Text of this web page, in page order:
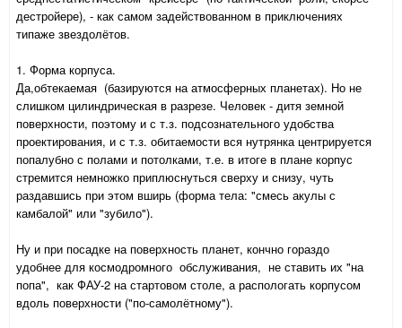
дестройере), - как самом задействованном в приключениях
типаже звездолётов.
1. Форма корпуса.
Да,обтекаемая (базируются на атмосферных планетах). Но не
слишком цилиндрическая в разрезе. Человек - дитя земной
поверхности, поэтому и с т.з. подсознательного удобства
проектирования, и с т.з. обитаемости вся нутрянка центрируется
попалубно с полами и потолками, т.е. в итоге в плане корпус
стремится немножко приплюснуться сверху и снизу, чуть
раздавшись при этом вширь (форма тела: "смесь акулы с
камбалой" или "зубило").
Ну и при посадке на поверхность планет, кончно гораздо
удобнее для космодромного обслуживания, не ставить их "на
попа", как ФАУ-2 на стартовом столе, а распологать корпусом
вдоль поверхности ("по-самолётному").